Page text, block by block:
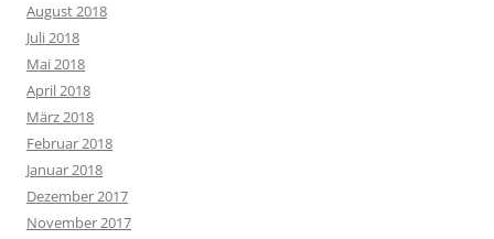
August 2018
Juli 2018
Mai 2018
April 2018
März 2018
Februar 2018
Januar 2018
Dezember 2017
November 2017